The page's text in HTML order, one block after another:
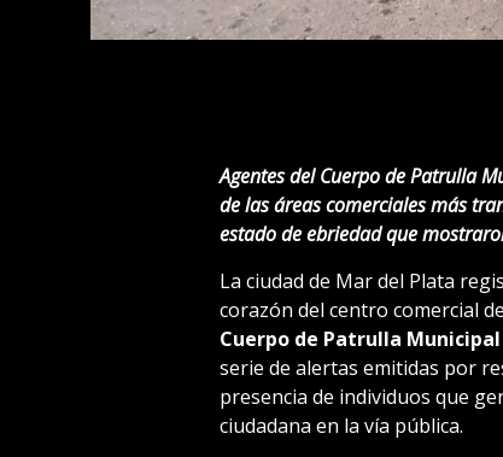
Agentes del Cuerpo de Patrulla
de las áreas comerciales más
estado de ebriedad que
La ciudad de Mar del Plata
corazón del centro comercial
Cuerpo de Patrulla Municipal
serie de alertas emitidas por
presencia de individuos que
ciudadana en la vía pública.